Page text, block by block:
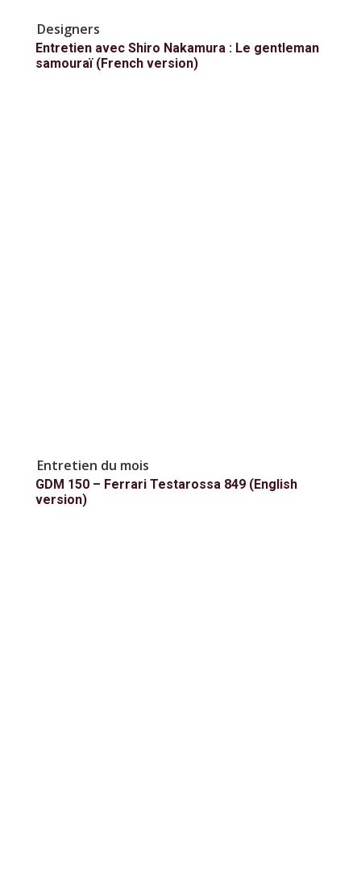
Designers
Entretien avec Shiro Nakamura : Le gentleman
samouraï (French version)
Entretien du mois
GDM 150 – Ferrari Testarossa 849 (English
version)